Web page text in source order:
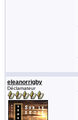
eleanorrigby
Déclamateur